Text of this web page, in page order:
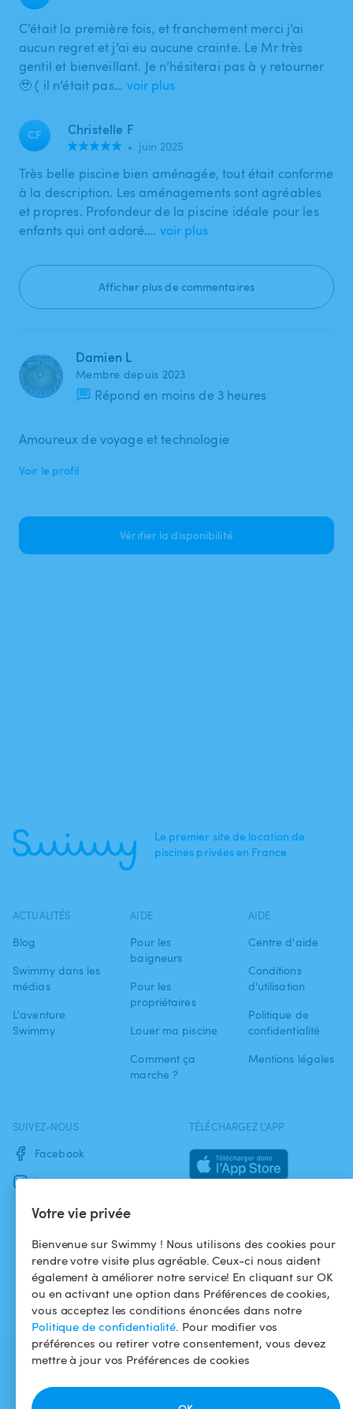
Votre vie privée
Bienvenue sur Swimmy ! Nous utilisons des cookies pour
rendre votre visite plus agréable. Ceux-ci nous aident
également à améliorer notre service! En cliquant sur OK
ou en activant une option dans Préférences de cookies,
vous acceptez les conditions énoncées dans notre
Politique de confidentialité. Pour modifier vos
préférences ou retirer votre consentement, vous devez
mettre à jour vos Préférences de cookies
C’était la première fois, et franchement merci j’ai
aucun regret et j’ai eu aucune crainte. Le Mr très
gentil et bienveillant. Je n’hésiterai pas à y retourner
🥹 ( il n’était pas… voir plus
CF Christelle F
• juin 2025
Très belle piscine bien aménagée, tout était conforme
à la description. Les aménagements sont agréables
et propres. Profondeur de la piscine idéale pour les
enfants qui ont adoré.… voir plus
Afficher plus de commentaires
Damien L
Membre depuis 2023
Répond en moins de 3 heures
Amoureux de voyage et technologie
Voir le profil
Vérifier la disponibilité
Le premier site de location de
piscines privées en France.
ACTUALITÉS
Blog
Swimmy dans les
médias
L'aventure
Swimmy
AIDE
Pour les
baigneurs
Pour les
propriétaires
Louer ma piscine
Comment ça
marche ?
AIDE
Centre d'aide
Conditions
d'utilisation
Politique de
confidentialité
Mentions légales
SUIVEZ-NOUS
Facebook
Instagram
TÉLÉCHARGEZ L'APP